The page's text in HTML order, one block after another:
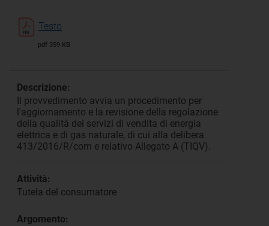
Testo
pdf 359 KB
Descrizione:
Il provvedimento avvia un procedimento per
l'aggiornamento e la revisione della regolazione
della qualità dei servizi di vendita di energia
elettrica e di gas naturale, di cui alla delibera
413/2016/R/com e relativo Allegato A (TIQV).
Attività:
Tutela del consumatore
Argomento: